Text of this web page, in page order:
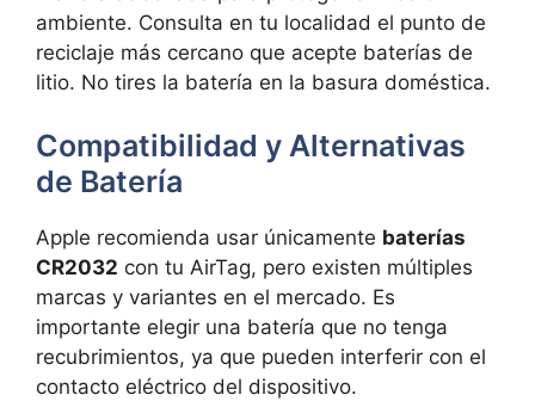
ambiente. Consulta en tu localidad el punto de
reciclaje más cercano que acepte baterías de
litio. No tires la batería en la basura doméstica.
Compatibilidad y Alternativas
de Batería
Apple recomienda usar únicamente baterías
CR2032 con tu AirTag, pero existen múltiples
marcas y variantes en el mercado. Es
importante elegir una batería que no tenga
recubrimientos, ya que pueden interferir con el
contacto eléctrico del dispositivo.